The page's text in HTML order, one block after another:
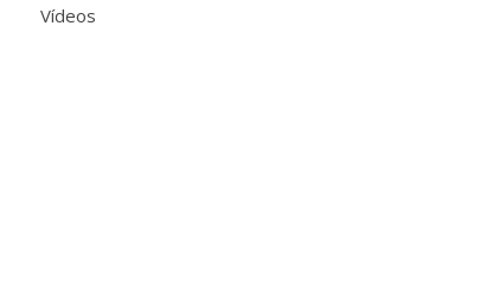
Vídeos